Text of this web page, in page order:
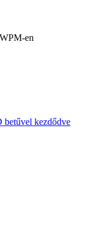
en
betűvel kezdődve